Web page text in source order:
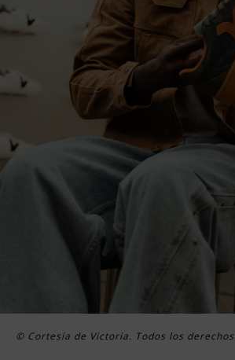
© Cortesía de Victoria. Todos los